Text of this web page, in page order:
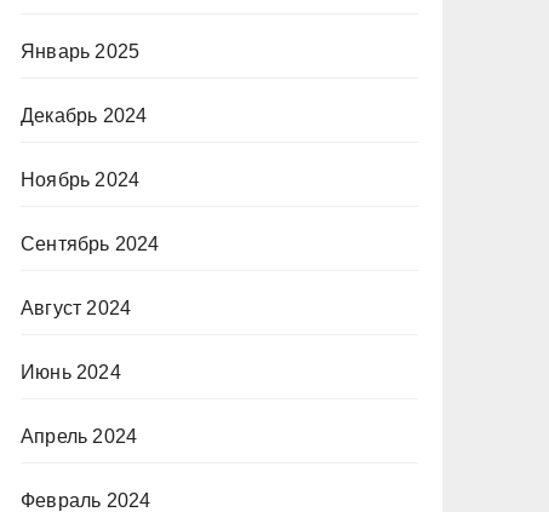
Январь 2025
Декабрь 2024
Ноябрь 2024
Сентябрь 2024
Август 2024
Июнь 2024
Апрель 2024
Февраль 2024